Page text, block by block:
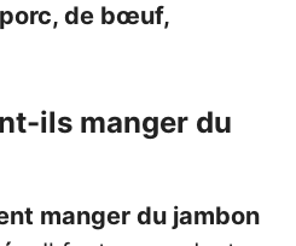
de bœuf,
ils manger du
manger du jambon